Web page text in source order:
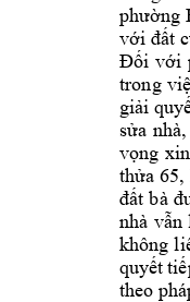
phường
với đất
Đối với
trong
giải quy
sửa nhà,
vọng xin
thửa 65,
đất bà
nhà vẫn
không l
quyết
theo